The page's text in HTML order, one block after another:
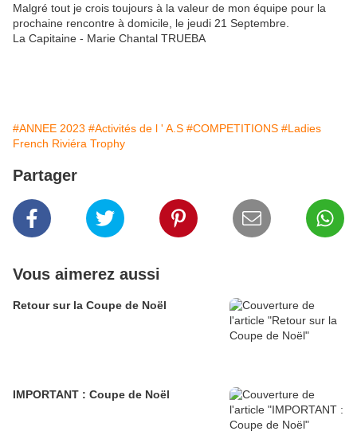
Malgré tout je crois toujours à la valeur de mon équipe pour la
prochaine rencontre à domicile, le jeudi 21 Septembre.
La Capitaine - Marie Chantal TRUEBA
#ANNEE 2023 #Activités de l ' A.S #COMPETITIONS #Ladies
French Riviéra Trophy
Partager
Vous aimerez aussi
Retour sur la Coupe de Noël
IMPORTANT : Coupe de Noël